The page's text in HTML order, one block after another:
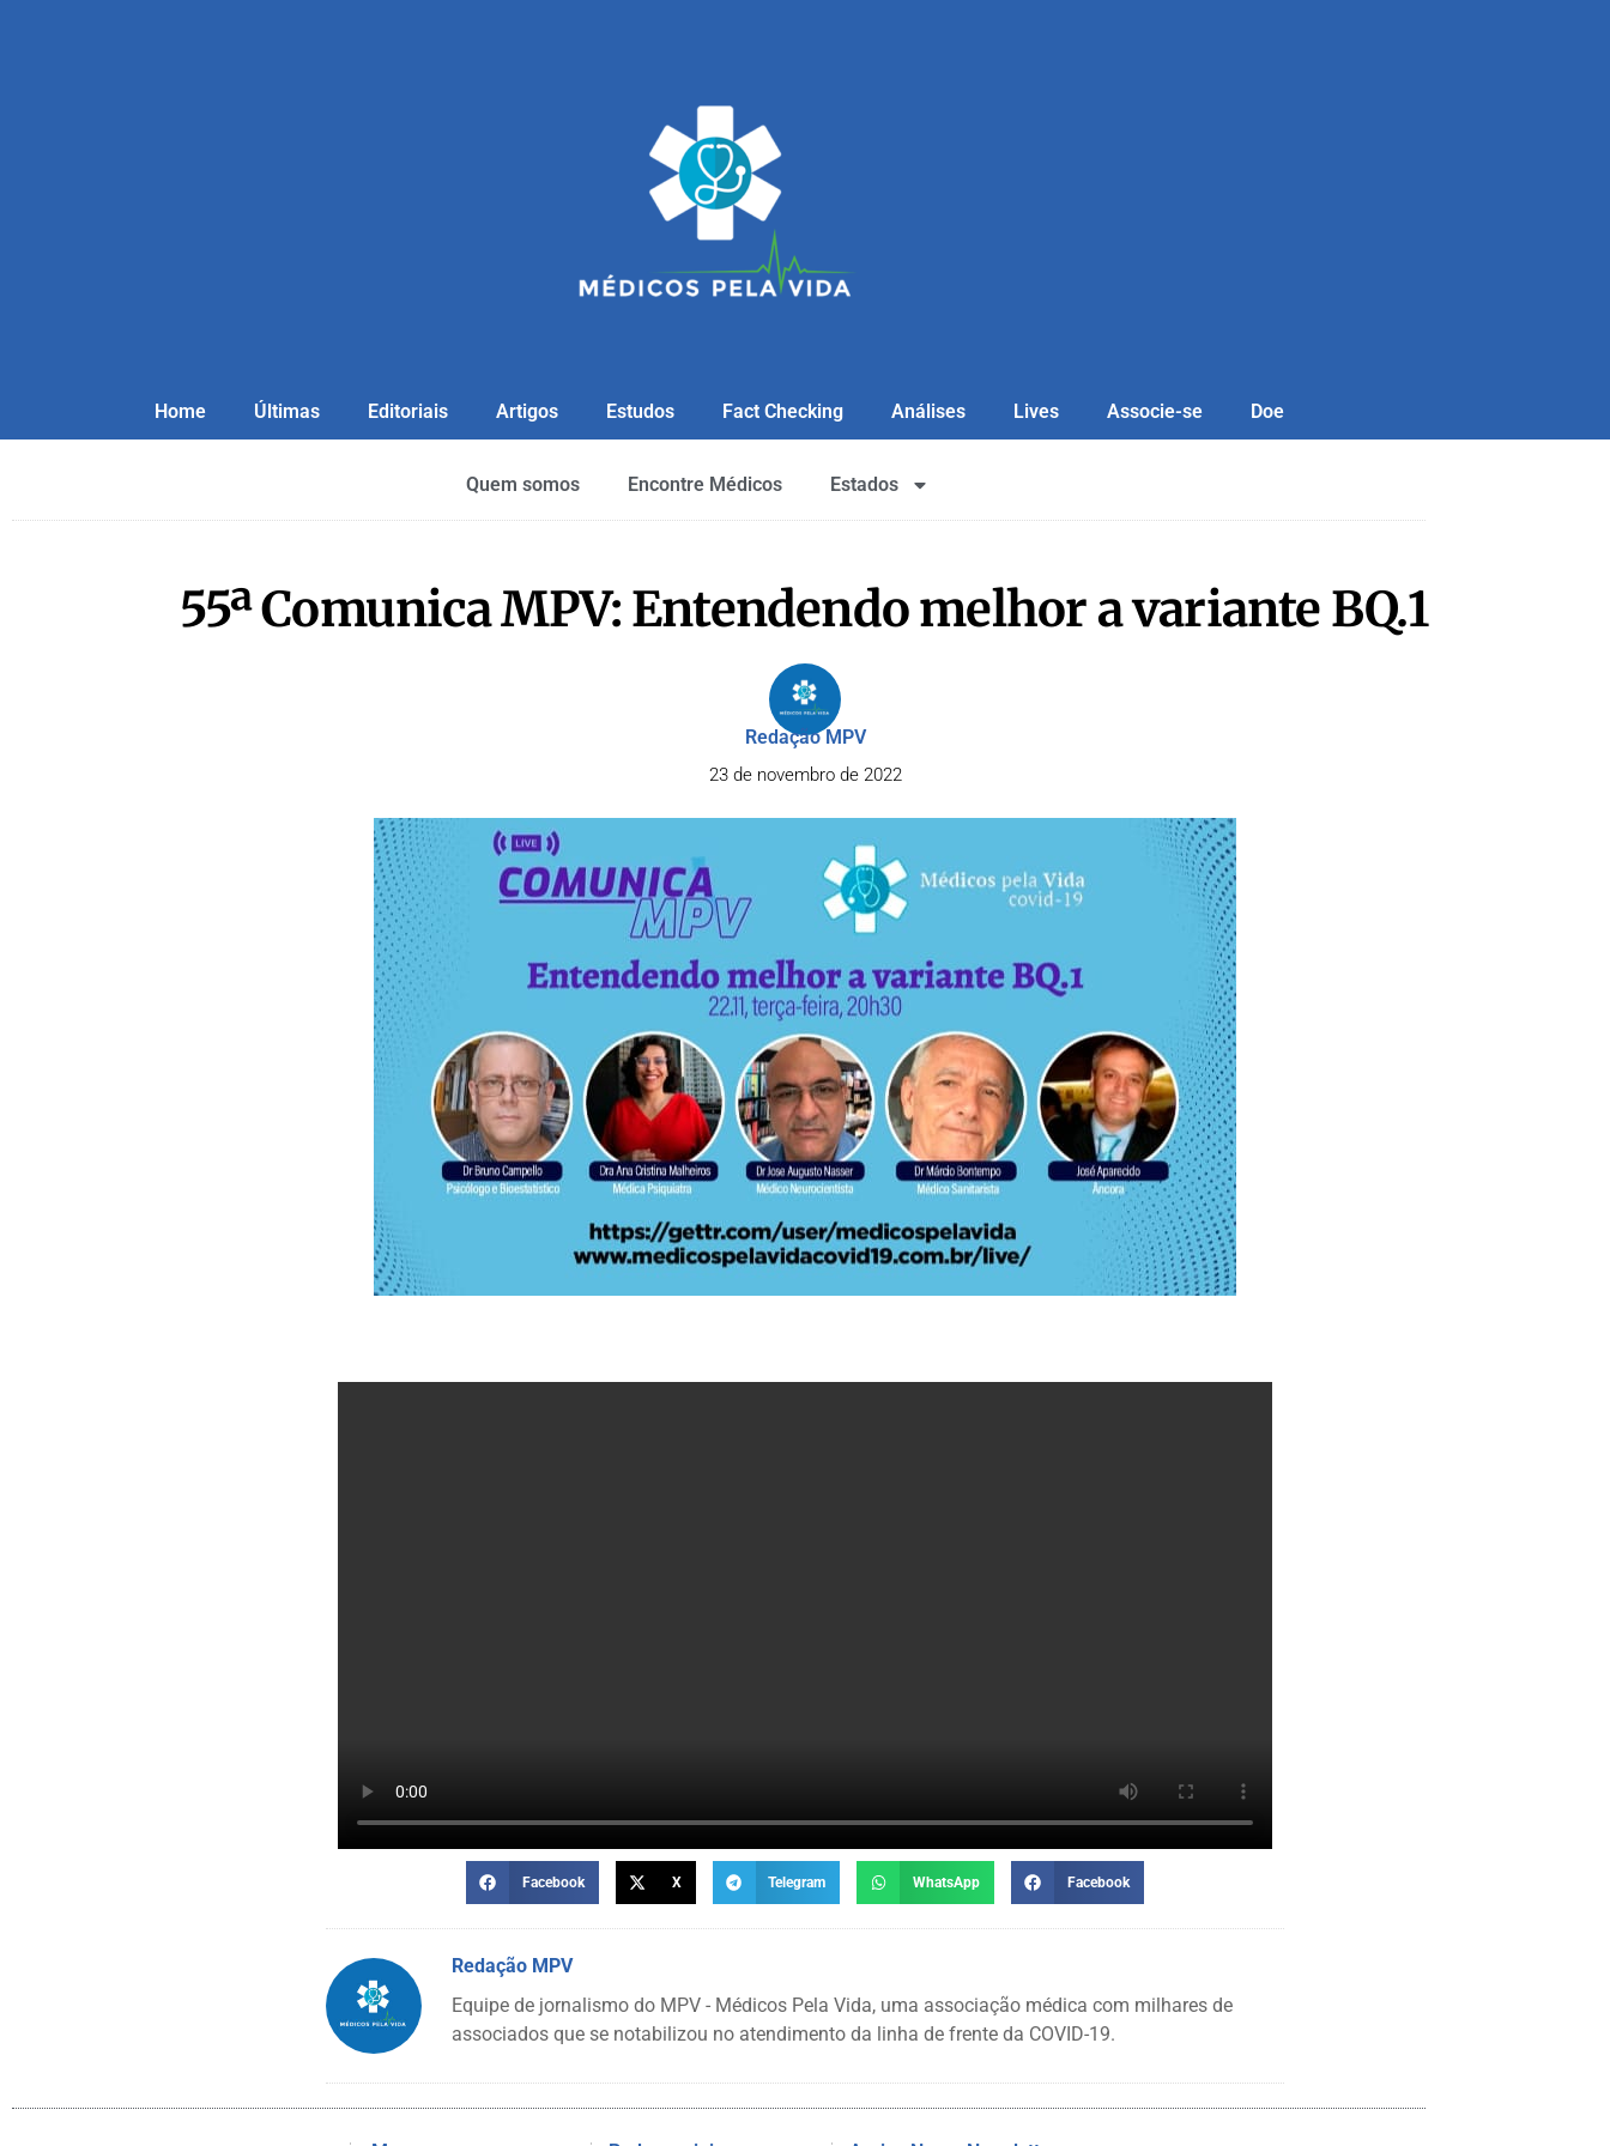
Home Últimas Editoriais Artigos Estudos Fact Checking Análises Lives Associe-se Doe
Quem somos Encontre Médicos Estados
55ª Comunica MPV: Entendendo melhor a variante BQ.1
Redação MPV
23 de novembro de 2022
Facebook X Telegram WhatsApp Facebook
Redação MPV
Equipe de jornalismo do MPV - Médicos Pela Vida, uma associação médica com milhares de
associados que se notabilizou no atendimento da linha de frente da COVID-19.